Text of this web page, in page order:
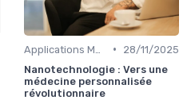
•
28/11/2025
Nanotechnologie : Vers une
médecine personnalisée
révolutionnaire